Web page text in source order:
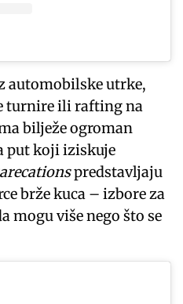
automobilske utrke,
turnire ili rafting na
bilježe ogroman
put koji iziskuje
predstavljaju
brže kuca – izbore za
mogu više nego što se